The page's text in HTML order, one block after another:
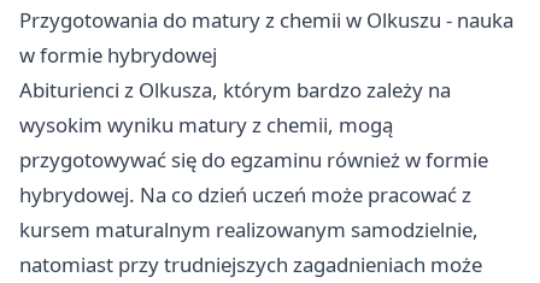
Przygotowania do matury z chemii w Olkuszu - nauka
w formie hybrydowej
Abiturienci z Olkusza, którym bardzo zależy na
wysokim wyniku matury z chemii, mogą
przygotowywać się do egzaminu również w formie
hybrydowej. Na co dzień uczeń może pracować z
kursem maturalnym realizowanym samodzielnie,
natomiast przy trudniejszych zagadnieniach może